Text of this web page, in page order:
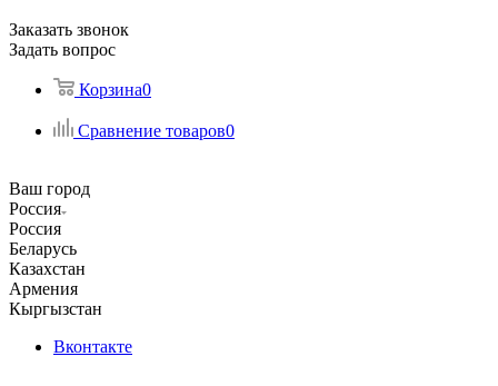
Заказать звонок
Задать вопрос
Корзина0
Сравнение товаров0
Ваш город
Россия
Россия
Беларусь
Казахстан
Армения
Кыргызстан
Вконтакте